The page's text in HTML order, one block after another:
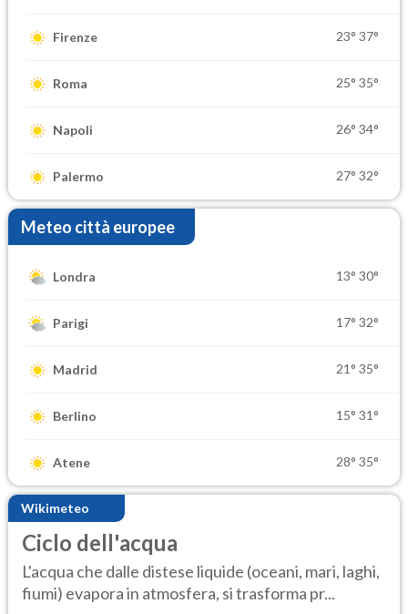
Firenze 23° 37°
Roma 25° 35°
Napoli 26° 34°
Palermo 27° 32°
Meteo città europee
Londra 13° 30°
Parigi 17° 32°
Madrid 21° 35°
Berlino 15° 31°
Atene 28° 35°
Wikimeteo
Ciclo dell'acqua
L'acqua che dalle distese liquide (oceani, mari, laghi,
fiumi) evapora in atmosfera, si trasforma pr...